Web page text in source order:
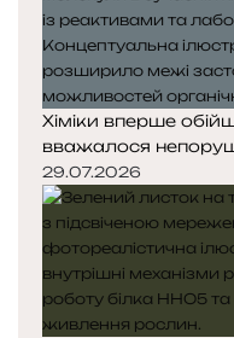
Хіміки вперше
вважалося
29.07.2026